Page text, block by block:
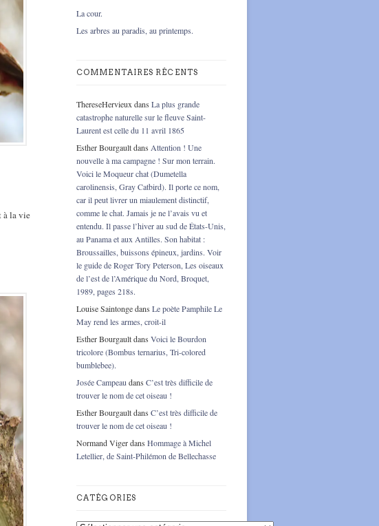
à la vie
La cour.
Les arbres au paradis, au printemps.
COMMENTAIRES RÉCENTS
ThereseHervieux dans La plus grande
catastrophe naturelle sur le fleuve Saint-
Laurent est celle du 11 avril 1865
Esther Bourgaultdans Attention ! Une
nouvelle à ma campagne ! Sur mon terrain.
Voici le Moqueur chat (Dumetella
carolinensis, Gray Catbird). Il porte ce nom,
car il peut livrer un miaulement distinctif,
comme le chat. Jamais je ne l’avais vu et
entendu. Il passe l’hiver au sud de États-Unis,
au Panama et aux Antilles. Son habitat :
Broussailles, buissons épineux, jardins. Voir
le guide de Roger Tory Peterson, Les oiseaux
de l’est de l’Amérique du Nord, Broquet,
1989, pages 218s.
Louise Saintongedans Le poète Pamphile Le
May rend les armes, croit-il
Esther Bourgaultdans Voici le Bourdon
tricolore (Bombus ternarius, Tri-colored
bumblebee).
Josée Campeau dans C’est très difficile de
trouver le nom de cet oiseau !
Esther Bourgaultdans C’est très difficile de
trouver le nom de cet oiseau !
Normand Vigerdans Hommage à Michel
Letellier, de Saint-Philémon de Bellechasse
CATÉGORIES